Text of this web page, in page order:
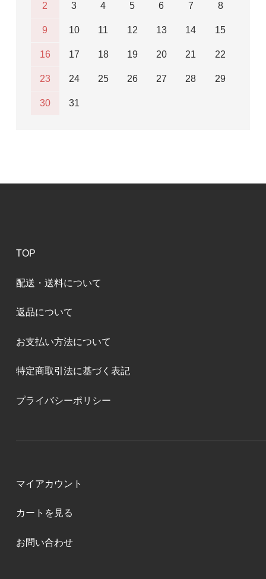
2 3 4 5 6 7 8
9 10 11 12 13 14 15
16 17 18 19 20 21 22
23 24 25 26 27 28 29
30 31
TOP
配送・送料について
返品について
お支払い方法について
特定商取引法に基づく表記
プライバシーポリシー
マイアカウント
カートを見る
お問い合わせ